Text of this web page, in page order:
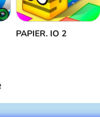
PAPIER. IO 2